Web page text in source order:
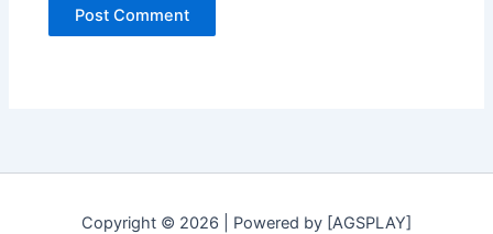
Copyright © 2026 | Powered by [AGSPLAY]